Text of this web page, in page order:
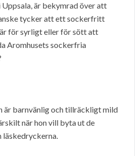
Uppsala, är bekymrad över att
tycker att ett sockerfritt
för syrligt eller för sött att
Aromhusets sockerfria
är barnvänlig och tillräckligt mild
när hon vill byta ut de
läskedryckerna.